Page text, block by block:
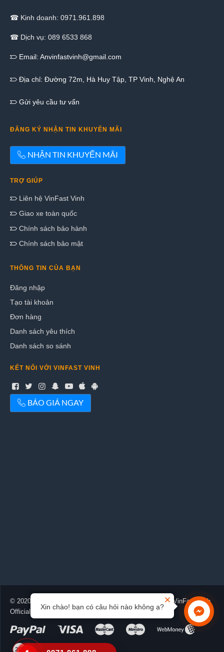
☎ Kinh doanh: 0971.961.898
☎ Dịch vụ: 089 6533 868
Email: Anvinfastvinh@gmail.com
Địa chỉ: Đường 72m, Hà Huy Tập, TP Vinh, Nghệ An
Gửi yêu cầu tư vấn
ĐĂNG KÝ NHẬN TIN KHUYẾN MÃI
NHẬN TIN KHUYẾN MÃI
TRỢ GIÚP
Liên hệ VinFast Vinh
Giao xe toàn quốc
Chính sách bảo hành
Chính sách bảo mật
THÔNG TIN CỦA BẠN
Đăng nhập
Tạo tài khoản
Đơn hàng
Danh sách yêu thích
Danh sách so sánh
KẾT NỐI VỚI VINFAST VINH
BÁO GIÁ NGAY
© 2020-2026 Vinfastvinh.net.vn™. Được cung cấp bởi VinFast Vinh
Official
Xin chào! bạn có câu hỏi nào không ạ?